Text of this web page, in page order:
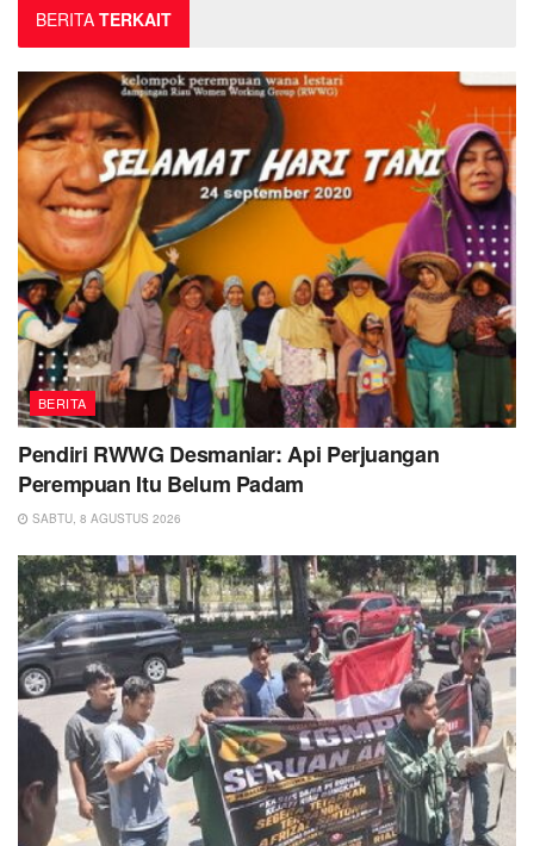
BERITA TERKAIT
BERITA
Pendiri RWWG Desmaniar: Api Perjuangan
Perempuan Itu Belum Padam
SABTU, 8 AGUSTUS 2026